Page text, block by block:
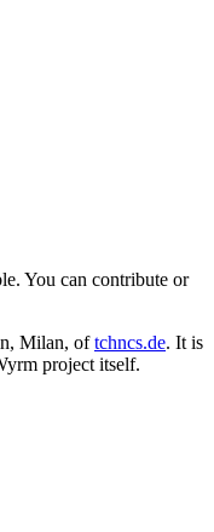
You can contribute or
Milan, oftchncs.de. It is
project itself.